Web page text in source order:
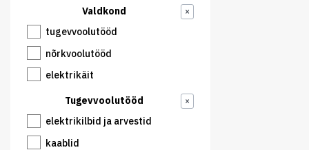
Valdkond ×
tugevvoolutööd
nõrkvoolutööd
elektrikäit
Tugevvoolutööd ×
elektrikilbid ja arvestid
kaablid